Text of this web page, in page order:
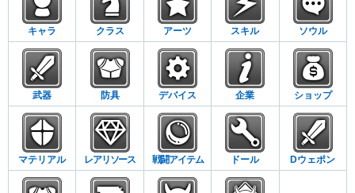
キャラ クラス アーツ スキル ソウル
武器 防具 デバイス 企業 ショップ
マテリアル レアリソース 戦闘アイテム ドール Dウェポン